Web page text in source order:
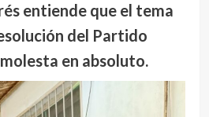
entiende que el tema
del Partido
en absoluto.